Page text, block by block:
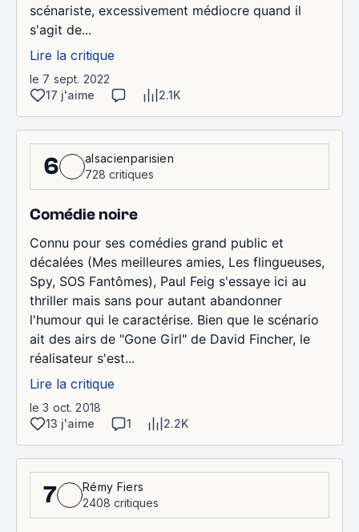
scénariste, excessivement médiocre quand il
s'agit de...
Lire la critique
le 7 sept. 2022
17 j'aime
2.1K
6
alsacienparisien
728 critiques
Comédie noire
Connu pour ses comédies grand public et
décalées (Mes meilleures amies, Les flingueuses,
Spy, SOS Fantômes), Paul Feig s'essaye ici au
thriller mais sans pour autant abandonner
l'humour qui le caractérise. Bien que le scénario
ait des airs de "Gone Girl" de David Fincher, le
réalisateur s'est...
Lire la critique
le 3 oct. 2018
13 j'aime
1 2.2K
7
Rémy Fiers
2408 critiques